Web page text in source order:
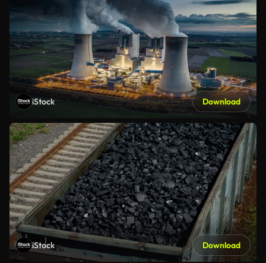
iStock Download
iStock Download